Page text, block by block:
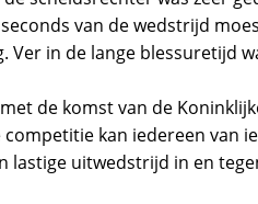
van de wedstrijd
in de lange blessuretijd
de komst van de
kan iedereen van
uitwedstrijd in en